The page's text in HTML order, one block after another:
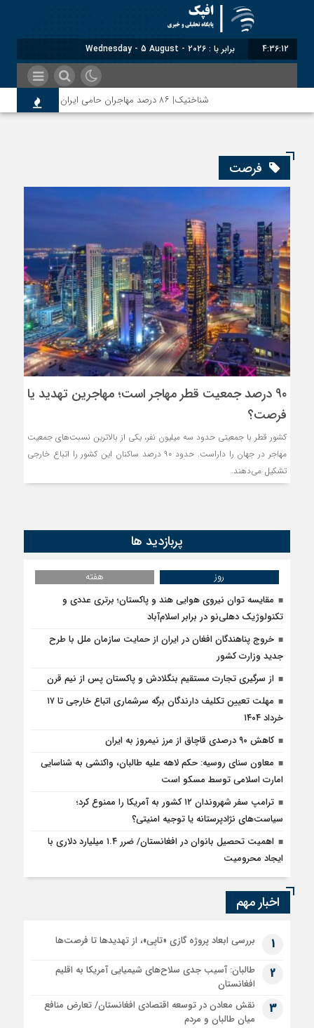
4:36:13 برابر با : Wednesday - 5 August - 2026
شناختیک| ۸۶ درصد مهاجران حامی ایران در جنگ؛ ۷۵ درصد مهاجران دولت چهاردهم را خیرخواه خود نمی‌دانند
مذاکره تحمیلی، جنگ تحمیلی، صلح تحمیلی را پذیرفتیم؛
فرصت
۹۰ درصد جمعیت قطر مهاجر است؛ مهاجرین تهدید یا
فرصت؟
کشور قطر با جمعیتی حدود سه میلیون نفر، یکی از بالاترین نسبت‌های جمعیت
مهاجر در جهان را داراست. حدود ۹۰ درصد ساکنان این کشور را اتباع خارجی
تشکیل می‌دهند.
پربازدید ها
روز
هفته
مقایسه توان نیروی هوایی هند و پاکستان؛ برتری عددی و
تکنولوژیک دهلی‌نو در برابر اسلام‌آباد
خروج پناهندگان افغان در ایران از حمایت سازمان ملل با طرح
جدید وزارت کشور
از سرگیری تجارت مستقیم بنگلادش و پاکستان پس از نیم قرن
مهلت تعیین تکلیف دارندگان برگه سرشماری اتباع خارجی تا ۱۷
خرداد ۱۴۰۴
کاهش ۹۰ درصدی قاچاق از مرز نیمروز به ایران
معاون سنای روسیه: حکم لاهه علیه طالبان، واکنشی به شناسایی
امارت اسلامی توسط مسکو است
ترامپ سفر شهروندان ۱۲ کشور به آمریکا را ممنوع کرد؛
سیاست‌های نژادپرستانه یا توجیه امنیتی؟
اهمیت تحصیل بانوان در افغانستان/ ضرر ۱.۴ میلیارد دلاری با
ایجاد محرومیت
اخبار مهم
1 بررسی ابعاد پروژه گازی «تاپی»، از تهدیدها تا فرصت‌ها
2
طالبان: آسیب جدی سلاح‌های شیمیایی آمریکا به اقلیم
افغانستان
3
نقش معادن در توسعه اقتصادی افغانستان/ تعارض منافع
میان طالبان و مردم